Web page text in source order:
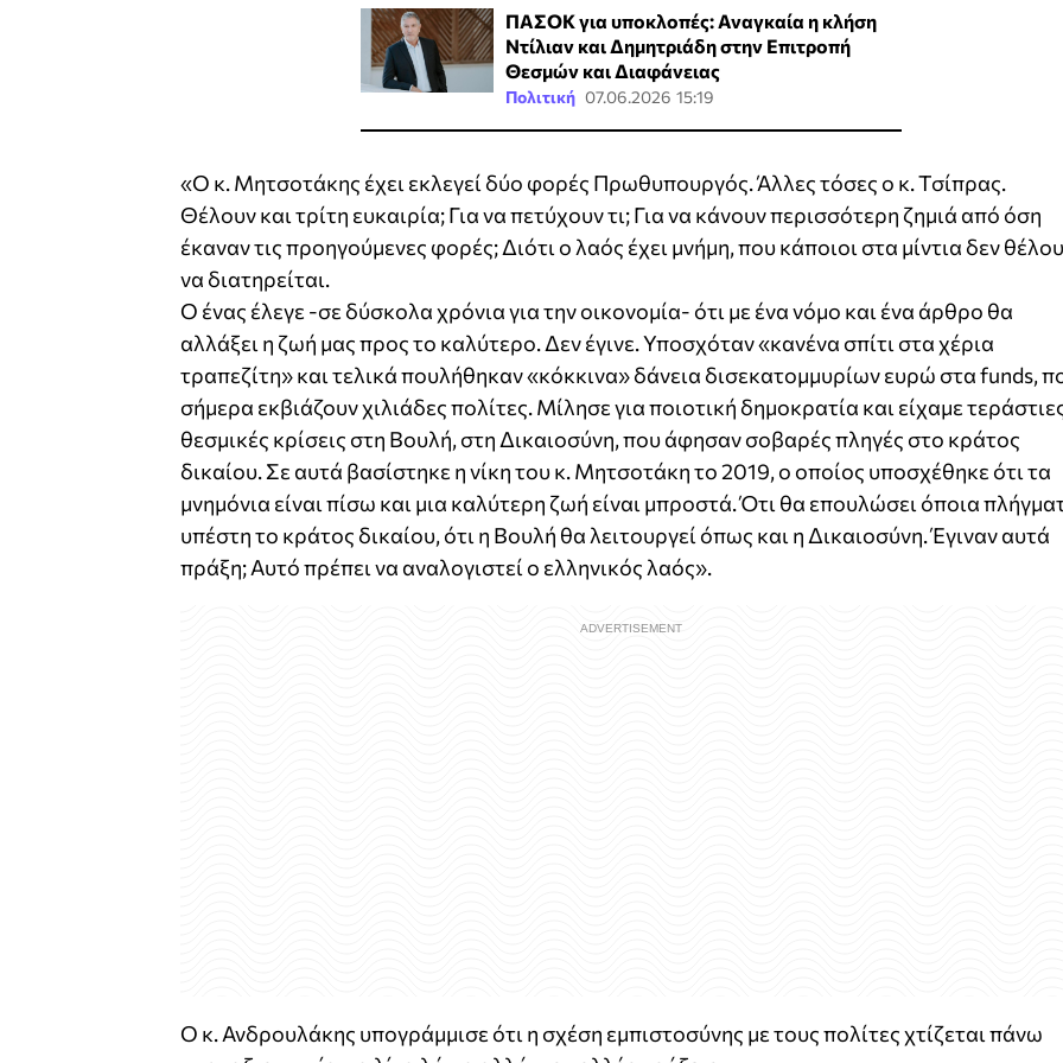
ΠΑΣΟΚ για υποκλοπές: Αναγκαία η κλήση
Ντίλιαν και Δημητριάδη στην Επιτροπή
Θεσμών και Διαφάνειας
Πολιτική 07.06.2026 15:19
«Ο κ. Μητσοτάκης έχει εκλεγεί δύο φορές Πρωθυπουργός. Άλλες τόσες ο κ. Τσίπρας.
Θέλουν και τρίτη ευκαιρία; Για να πετύχουν τι; Για να κάνουν περισσότερη ζημιά από όση
έκαναν τις προηγούμενες φορές; Διότι ο λαός έχει μνήμη, που κάποιοι στα μίντια δεν
να διατηρείται.
Ο ένας έλεγε -σε δύσκολα χρόνια για την οικονομία- ότι με ένα νόμο και ένα άρθρο θα
αλλάξει η ζωή μας προς το καλύτερο. Δεν έγινε. Υποσχόταν «κανένα σπίτι στα χέρια
τραπεζίτη» και τελικά πουλήθηκαν «κόκκινα» δάνεια δισεκατομμυρίων ευρώ στα funds,
σήμερα εκβιάζουν χιλιάδες πολίτες. Μίλησε για ποιοτική δημοκρατία και είχαμε
θεσμικές κρίσεις στη Βουλή, στη Δικαιοσύνη, που άφησαν σοβαρές πληγές στο κράτος
δικαίου. Σε αυτά βασίστηκε η νίκη του κ. Μητσοτάκη το 2019, ο οποίος υποσχέθηκε ότι τα
μνημόνια είναι πίσω και μια καλύτερη ζωή είναι μπροστά. Ότι θα επουλώσει όποια
υπέστη το κράτος δικαίου, ότι η Βουλή θα λειτουργεί όπως και η Δικαιοσύνη. Έγιναν αυτά
πράξη; Αυτό πρέπει να αναλογιστεί ο ελληνικός λαός».
Ο κ. Ανδρουλάκης υπογράμμισε ότι η σχέση εμπιστοσύνης με τους πολίτες χτίζεται πάνω